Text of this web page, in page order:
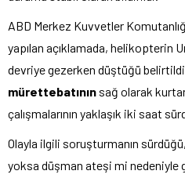
ABD Merkez Kuvvetler
yapılan açıklamada, helikopterin
devriye gezerken düştüğü
mürettebatının sağ olarak
çalışmalarının yaklaşık iki saat
Olayla ilgili soruşturmanın
yoksa düşman ateşi mi nedeniyle